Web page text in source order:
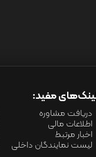
مفید:
دریافت مشاوره
اطلاعات مالی
اخبار مرتبط
لیست نمایندگان داخلی